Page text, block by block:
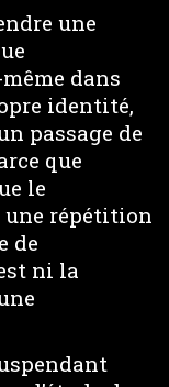
une
dans
identité,
passage de
que
le
une répétition
de
ni la